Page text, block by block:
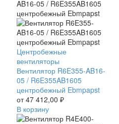
Вентилятор
R6E355-
AB16-
05
/
R6E355AB1605
центробежный
Ebmpapst
Центробежные
вентиляторы
Вентилятор R6E355-AB16-
05 / R6E355AB1605
центробежный Ebmpapst
от47 412,00 ₽
В корзину